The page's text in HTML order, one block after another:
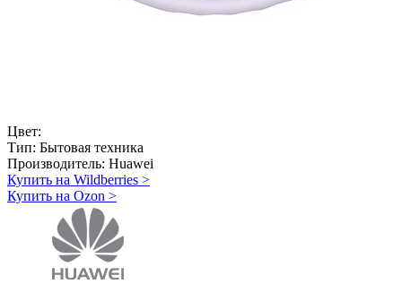
Цвет:
Тип: Бытовая техника
Производитель: Huawei
Купить на Wildberries >
Купить на Ozon >